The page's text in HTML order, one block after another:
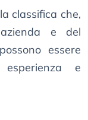
classifica che,
e del
essere
e